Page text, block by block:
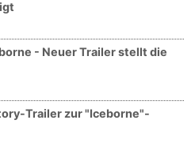
- Neuer Trailer stellt die
Trailer zur "Iceborne"-